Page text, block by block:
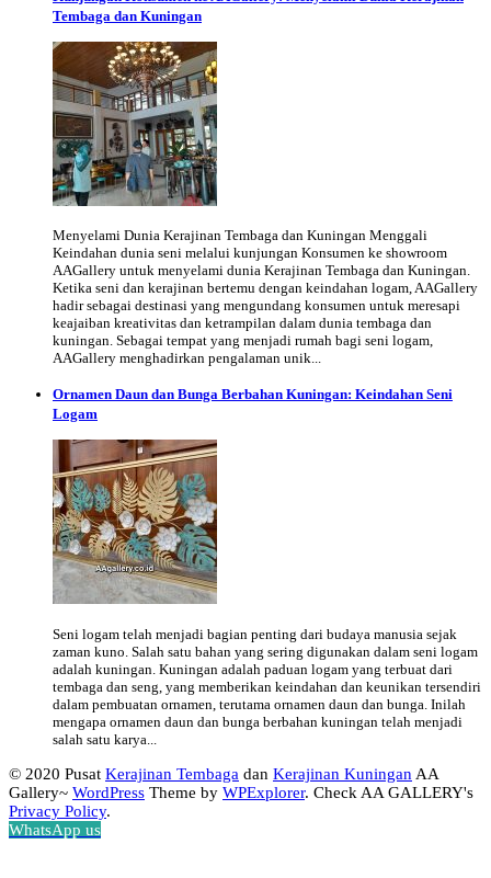
Tembaga dan Kuningan
Menyelami Dunia Kerajinan Tembaga dan Kuningan Menggali
Keindahan dunia seni melalui kunjungan Konsumen ke showroom
AAGallery untuk menyelami dunia Kerajinan Tembaga dan Kuningan.
Ketika seni dan kerajinan bertemu dengan keindahan logam, AAGallery
hadir sebagai destinasi yang mengundang konsumen untuk meresapi
keajaiban kreativitas dan ketrampilan dalam dunia tembaga dan
kuningan. Sebagai tempat yang menjadi rumah bagi seni logam,
AAGallery menghadirkan pengalaman unik...
Ornamen Daun dan Bunga Berbahan Kuningan: Keindahan Seni
Logam
Seni logam telah menjadi bagian penting dari budaya manusia sejak
zaman kuno. Salah satu bahan yang sering digunakan dalam seni logam
adalah kuningan. Kuningan adalah paduan logam yang terbuat dari
tembaga dan seng, yang memberikan keindahan dan keunikan tersendiri
dalam pembuatan ornamen, terutama ornamen daun dan bunga. Inilah
mengapa ornamen daun dan bunga berbahan kuningan telah menjadi
salah satu karya...
© 2020 Pusat Kerajinan Tembaga dan Kerajinan Kuningan AA
Gallery~ WordPress Theme by WPExplorer. Check AA GALLERY's
Privacy Policy.
WhatsApp us